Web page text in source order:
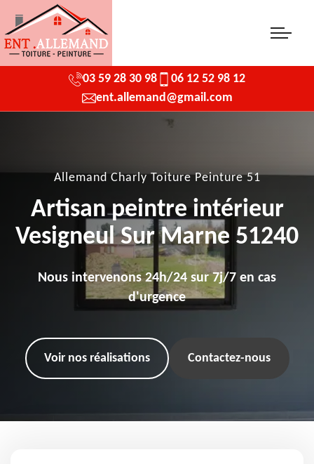
03 59 28 30 98
06 12 52 98 12
ent.allemand@gmail.com
Allemand Charly Toiture Peinture 51
Artisan peintre intérieur
Vesigneul Sur Marne 51240
Nous intervenons 24h/24 sur 7j/7 en cas
d'urgence
Voir nos réalisations Contactez-nous